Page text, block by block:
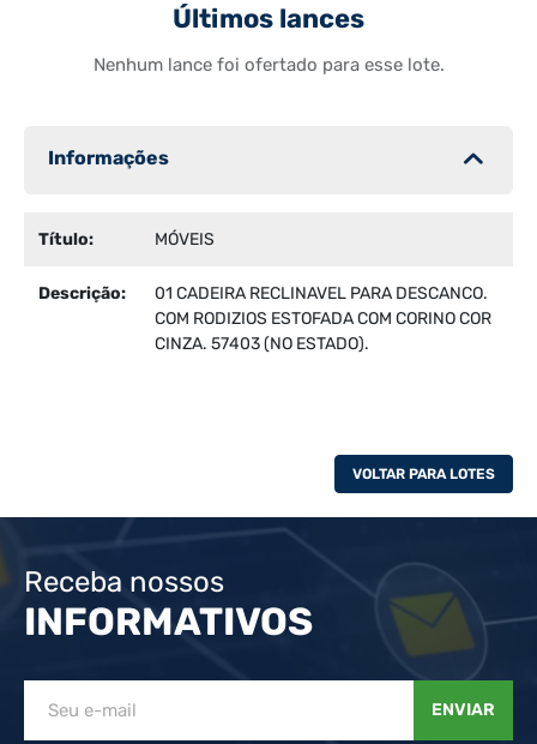
Últimos lances
Nenhum lance foi ofertado para esse lote.
Informações
Título: MÓVEIS
Descrição:
01 CADEIRA RECLINAVEL PARA DESCANCO.
COM RODIZIOS ESTOFADA COM CORINO COR
CINZA. 57403 (NO ESTADO).
VOLTAR PARA LOTES
Receba nossos
INFORMATIVOS
ENVIAR